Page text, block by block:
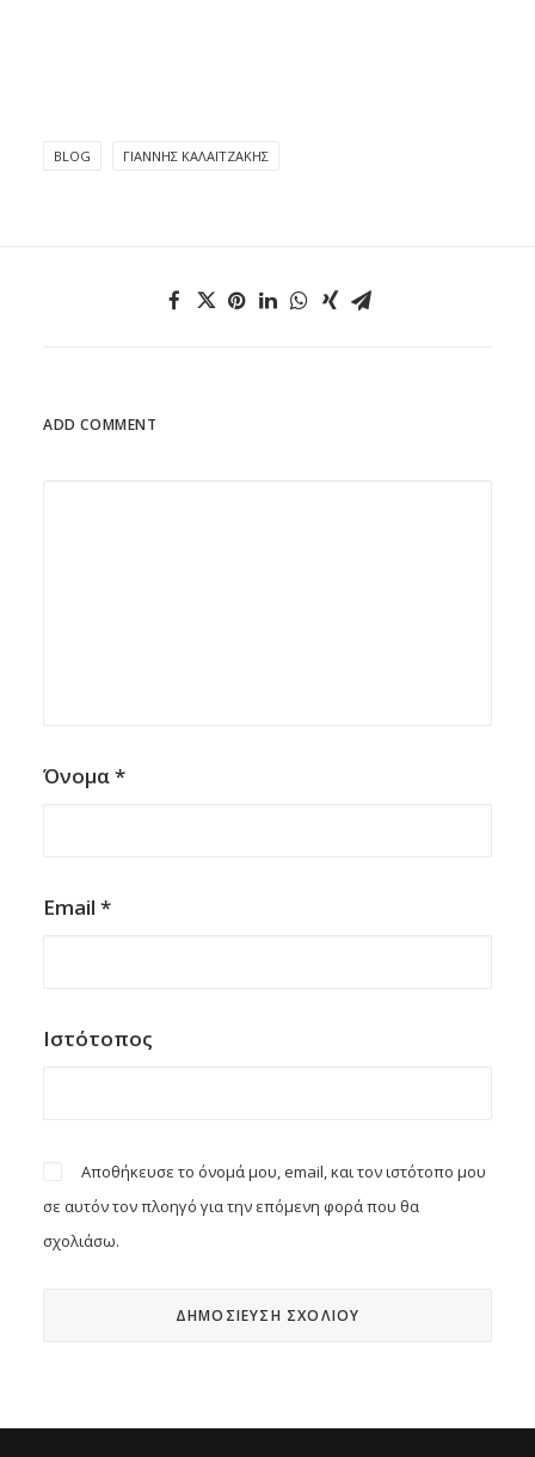
BLOG ΓΙΆΝΝΗΣ ΚΑΛΑΪΤΖΆΚΗΣ
ADD COMMENT
Όνομα*
Email *
Ιστότοπος
Αποθήκευσε το όνομά μου, email, και τον ιστότοπο μου
σε αυτόν τον πλοηγό για την επόμενη φορά που θα
σχολιάσω.